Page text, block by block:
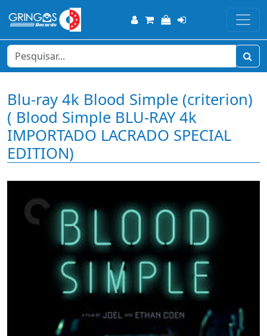
Blu-ray 4k Blood Simple (criterion)
( Blood Simple BLU-RAY 4k
IMPORTADO LACRADO SPECIAL
EDITION)